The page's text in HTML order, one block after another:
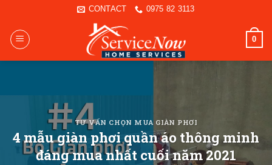
content
CONTACT 0975 82 3113
0
TƯ VẤN CHỌN MUA GIÀN PHƠI
4 mẫu giàn phơi quần áo thông minh
đáng mua nhất cuối năm 2021